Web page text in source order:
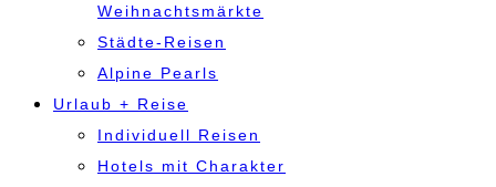
Weihnachtsmärkte
Städte-Reisen
Alpine Pearls
Urlaub + Reise
Individuell Reisen
Hotels mit Charakter